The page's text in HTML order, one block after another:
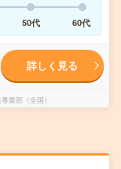
50代 60代
詳しく見る
業部（全国）